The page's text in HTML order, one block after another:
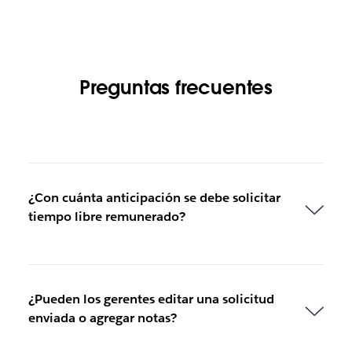
Preguntas frecuentes
¿Con cuánta anticipación se debe solicitar
tiempo libre remunerado?
¿Pueden los gerentes editar una solicitud
enviada o agregar notas?